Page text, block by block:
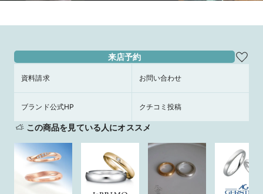
来店予約
資料請求 お問い合わせ
ブランド公式HP クチコミ投稿
この商品を見ている人にオススメ